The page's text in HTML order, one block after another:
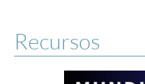
Recursos